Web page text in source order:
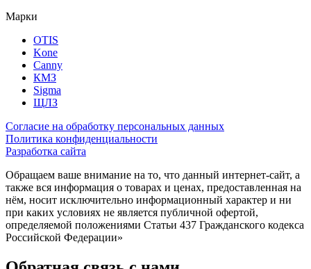
Марки
OTIS
Kone
Canny
КМЗ
Sigma
ЩЛЗ
Согласие на обработку персональных данных
Политика конфиденциальности
Разработка сайта
Обращаем ваше внимание на то, что данный интернет-сайт, а
также вся информация о товарах и ценах, предоставленная на
нём, носит исключительно информационный характер и ни
при каких условиях не является публичной офертой,
определяемой положениями Статьи 437 Гражданского кодекса
Российской Федерации»